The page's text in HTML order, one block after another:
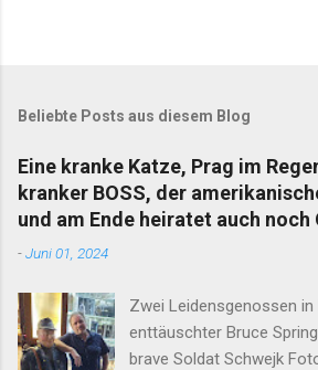
Beliebte Posts aus diesem Blog
Eine kranke Katze, Prag im
kranker BOSS, der
und am Ende heiratet auch noch
-Juni 01, 2024
Zwei Leidensgenossen in
enttäuschter Bruce
brave Soldat Schwejk